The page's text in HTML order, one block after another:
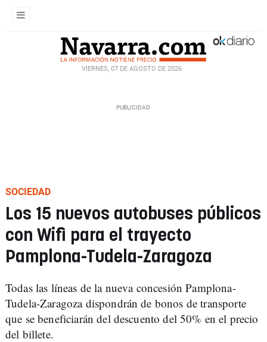
VIERNES, 07 DE AGOSTO DE 2026
SOCIEDAD
Los 15 nuevos autobuses públicos
con Wifi para el trayecto
Pamplona-Tudela-Zaragoza
Todas las líneas de la nueva concesión Pamplona-
Tudela-Zaragoza dispondrán de bonos de transporte
que se beneficiarán del descuento del 50% en el precio
del billete.